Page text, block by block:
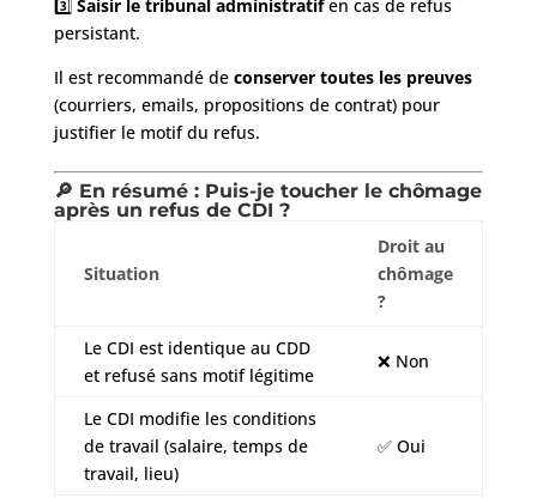
3️⃣ Saisir le tribunal administratifen cas de refus
persistant.
Il est recommandé de conserver toutes les preuves
(courriers, emails, propositions de contrat) pour
justifier le motif du refus.
🔎 En résumé : Puis-je toucher le chômage
après un refus de CDI ?
Situation
Droit au
chômage
?
Le CDI est identique au CDD
et refusé sans motif légitime
❌ Non
Le CDI modifie les conditions
de travail (salaire, temps de
travail, lieu)
✅ Oui